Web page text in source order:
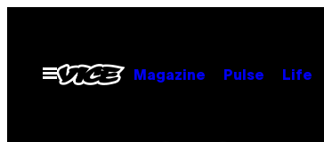
contentOpen
Menu
Magazine Pulse Life